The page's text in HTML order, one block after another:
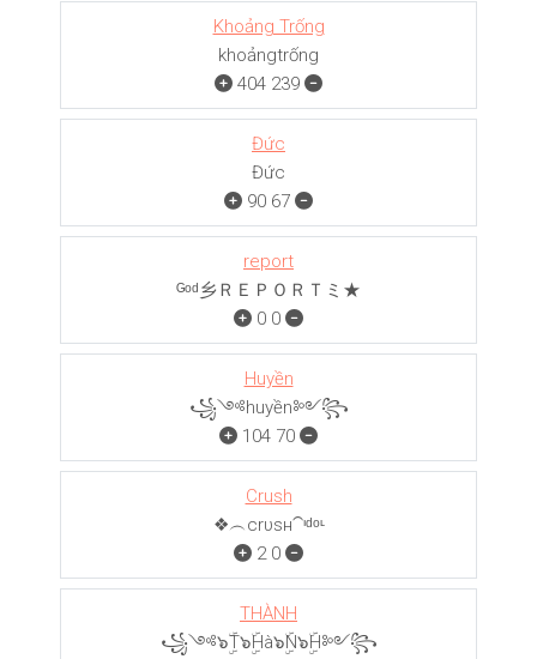
Khoảng Trống
khoảngㅤㅤㅤtrống
404 239
Đức
Đức
90 67
report
ᴳᵒᵈ乡ＲＥＰＯＲＴミ★
0 0
Huyền
꧁༺huyền༻꧂
104 70
Crush
❖︵crυѕн⁀ᶦᵈᵒᶫ
2 0
THÀNH
꧁༺๖ۣۜT๖ۣۜHà๖ۣۜN๖ۣۜH༻꧂